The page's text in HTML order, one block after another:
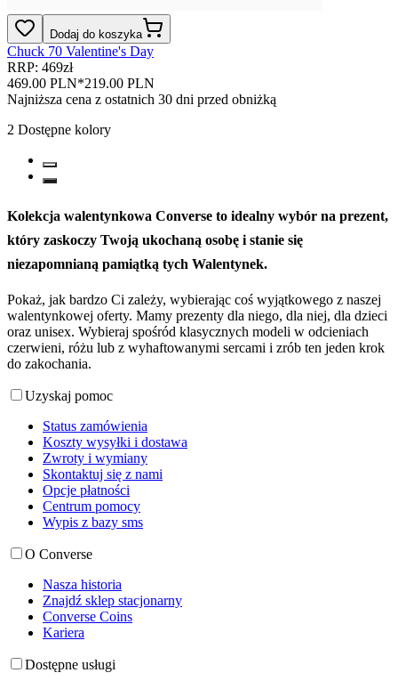
Dodaj do koszyka
Chuck 70 Valentine's Day
RRP: 469zł
469.00 PLN*219.00 PLN
Najniższa cena z ostatnich 30 dni przed obniżką
2 Dostępne kolory
Kolekcja walentynkowa Converse to idealny wybór na prezent,
który zaskoczy Twoją ukochaną osobę i stanie się
niezapomnianą pamiątką tych Walentynek.
Pokaż, jak bardzo Ci zależy, wybierając coś wyjątkowego z naszej
walentynkowej oferty. Mamy prezenty dla niego, dla niej, dla dzieci
oraz unisex. Wybieraj spośród klasycznych modeli w odcieniach
czerwieni, różu lub z wyhaftowanymi sercami i zrób ten jeden krok
do zakochania.
Uzyskaj pomoc
Status zamówienia
Koszty wysyłki i dostawa
Zwroty i wymiany
Skontaktuj się z nami
Opcje płatności
Centrum pomocy
Wypis z bazy sms
O Converse
Nasza historia
Znajdź sklep stacjonarny
Converse Coins
Kariera
Dostępne usługi